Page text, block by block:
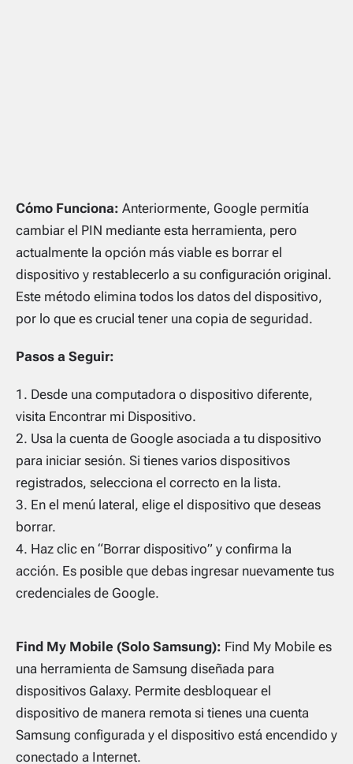
Cómo Funciona: Anteriormente, Google permitía
cambiar el PIN mediante esta herramienta, pero
actualmente la opción más viable es borrar el
dispositivo y restablecerlo a su configuración original.
Este método elimina todos los datos del dispositivo,
por lo que es crucial tener una copia de seguridad.
Pasos a Seguir:
Desde una computadora o dispositivo diferente,
visita Encontrar mi Dispositivo.
Usa la cuenta de Google asociada a tu dispositivo
para iniciar sesión. Si tienes varios dispositivos
registrados, selecciona el correcto en la lista.
En el menú lateral, elige el dispositivo que deseas
borrar.
Haz clic en “Borrar dispositivo” y confirma la
acción. Es posible que debas ingresar nuevamente tus
credenciales de Google.
Find My Mobile (Solo Samsung): Find My Mobile es
una herramienta de Samsung diseñada para
dispositivos Galaxy. Permite desbloquear el
dispositivo de manera remota si tienes una cuenta
Samsung configurada y el dispositivo está encendido y
conectado a Internet.